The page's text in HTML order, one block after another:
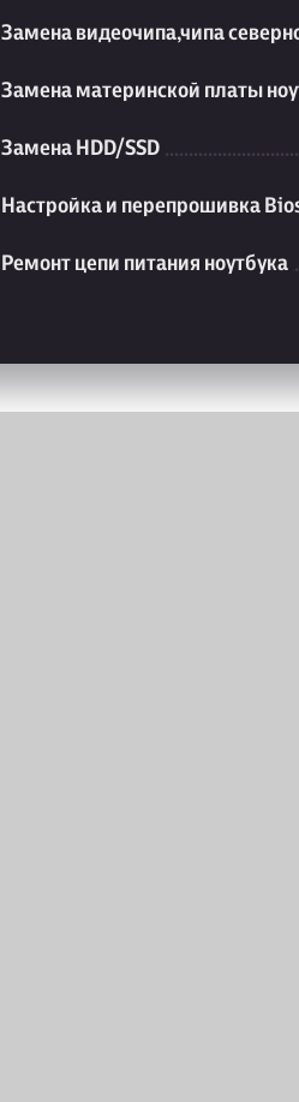
Замена видеочипа,чипа
Замена материнской платы
Замена HDD/SSD
Настройка и перепрошивка
Ремонт цепи питания ноутбука